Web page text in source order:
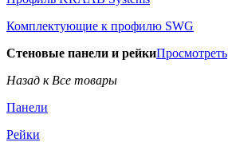
Комплектующие к профилю SWG
Стеновые панели и рейкиПросмотреть
Назад к Все товары
Панели
Рейки